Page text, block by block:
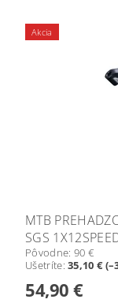
Akcia
MTB
SGS
Pôvodne: 90 €
Ušetríte:35,10 €
54,90 €